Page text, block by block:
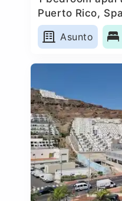
Puerto Rico,
Asunto